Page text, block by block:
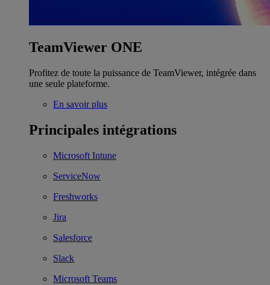
TeamViewer ONE
Profitez de toute la puissance de TeamViewer, intégrée dans
une seule plateforme.
En savoir plus
Principales intégrations
Microsoft Intune
ServiceNow
Freshworks
Jira
Salesforce
Slack
Microsoft Teams